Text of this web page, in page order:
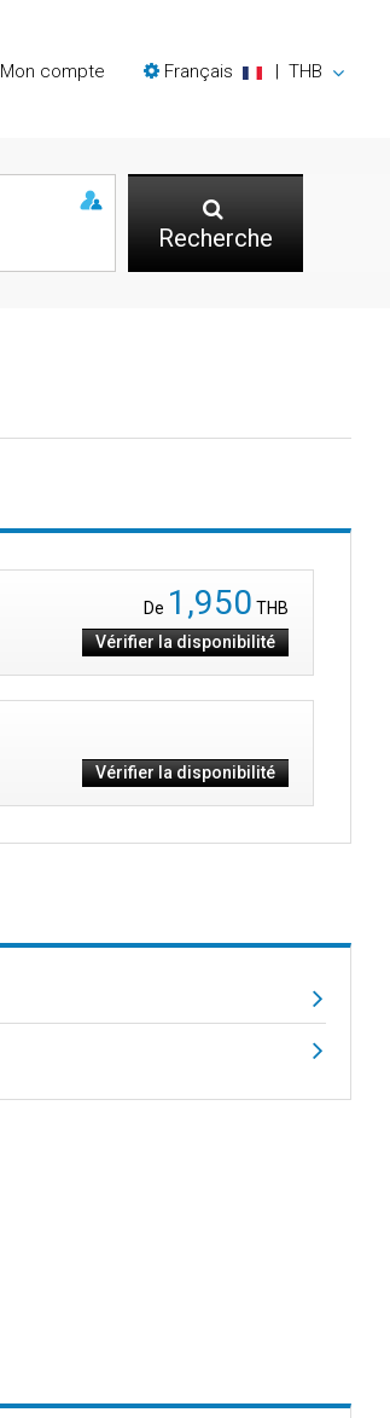
Mon compte Français | THB
Recherche
De 1,950 THB
Vérifier la disponibilité
Vérifier la disponibilité